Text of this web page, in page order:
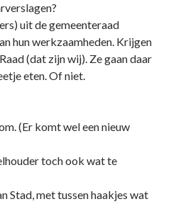
uit de gemeenteraad
hun werkzaamheden. Krijgen
(dat zijn wij). Ze gaan daar
eten. Of niet.
(Er komt wel een nieuw
toch ook wat te
Stad, met tussen haakjes wat